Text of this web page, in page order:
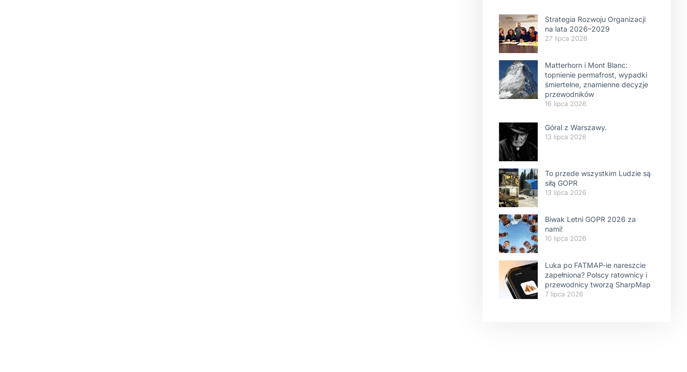
Strategia Rozwoju Organizacji
na lata 2026–2029
27 lipca 2026
Matterhorn i Mont Blanc:
topnienie permafrost, wypadki
śmiertelne, znamienne decyzje
przewodników
16 lipca 2026
Góral z Warszawy.
13 lipca 2026
To przede wszystkim Ludzie są
siłą GOPR
13 lipca 2026
Biwak Letni GOPR 2026 za
nami!
10 lipca 2026
Luka po FATMAP-ie nareszcie
zapełniona? Polscy ratownicy i
przewodnicy tworzą SharpMap
7 lipca 2026